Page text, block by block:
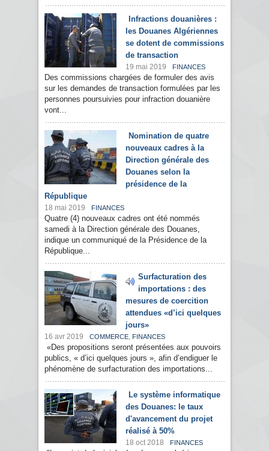
Infractions douanières :
les Douanes Algériennes
se dotent de commissions
de transaction
19 mai 2019 FINANCES
Des commissions chargées de formuler des avis
sur les demandes de transaction formulées par les
personnes poursuivies pour infraction douanière
vont...
Nomination de quatre
nouveaux cadres à la
Direction générale des
Douanes selon la
présidence de la
République
18 mai 2019 FINANCES
Quatre (4) nouveaux cadres ont été nommés
samedi à la Direction générale des Douanes,
indique un communiqué de la Présidence de la
République...
Surfacturation des
importations : des
mesures de coercition
attendues «d’ici quelques
jours»
16 avr 2019 COMMERCE, FINANCES
«Des propositions seront présentées aux pouvoirs
publics, « d’ici quelques jours », afin d’endiguer le
phénomène de surfacturation des importations...
Le système informatique
des Douanes: le taux
d'avancement du projet
réalisé à 50%
18 oct 2018 FINANCES